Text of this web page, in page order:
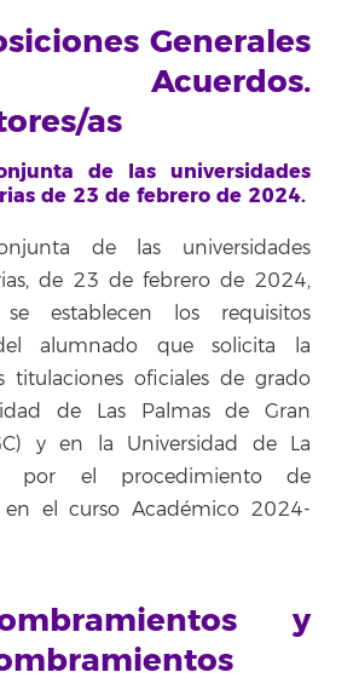
Generales
as
de las universidades
de 23 de febrero de 2024.
de las universidades
de 23 de febrero de 2024,
establecen los requisitos
alumnado que solicita la
titulaciones oficiales de grado
de Las Palmas de Gran
y en la Universidad de La
por el procedimiento de
en el curso Académico 2024-
y